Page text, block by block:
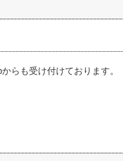
らも受け付けております。